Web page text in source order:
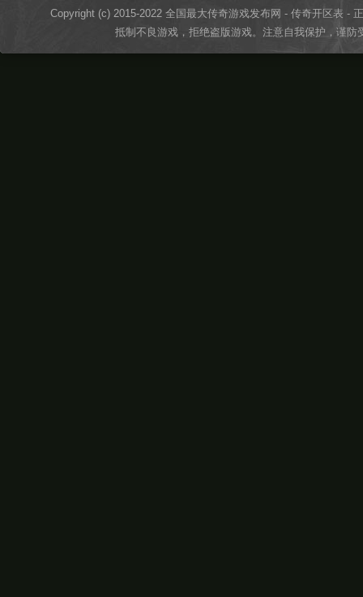
Copyright (c) 2015-2022 全国最大传奇游戏发布网 - 传奇开区表 -
抵制不良游戏，拒绝盗版游戏。注意自我保护，谨